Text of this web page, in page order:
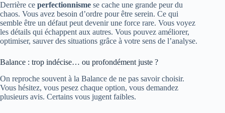
Derrière ce perfectionnisme se cache une grande peur du
chaos. Vous avez besoin d’ordre pour être serein. Ce qui
semble être un défaut peut devenir une force rare. Vous voyez
les détails qui échappent aux autres. Vous pouvez améliorer,
optimiser, sauver des situations grâce à votre sens de l’analyse.
Balance : trop indécise… ou profondément juste ?
On reproche souvent à la Balance de ne pas savoir choisir.
Vous hésitez, vous pesez chaque option, vous demandez
plusieurs avis. Certains vous jugent faibles.